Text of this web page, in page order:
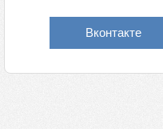
Вконтакте